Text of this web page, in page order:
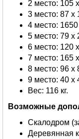
2 место: 105
3 место: 87 х
4 место:
5 место: 79 х
6 место: 120
7 место: 165
8 место: 96 х
9 место: 40 х
Вес: 116 кг.
Возможные
Скалодром
Деревянная